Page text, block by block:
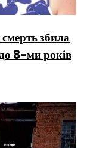
збила
8-ми років